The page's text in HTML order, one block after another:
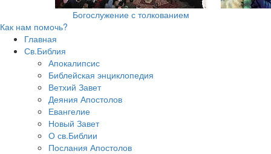
Богослужение с толкованием
Как нам помочь?
Главная
Св.Библия
Апокалипсис
Библейская энциклопедия
Ветхий Завет
Деяния Апостолов
Евангелие
Новый Завет
О св.Библии
Послания Апостолов